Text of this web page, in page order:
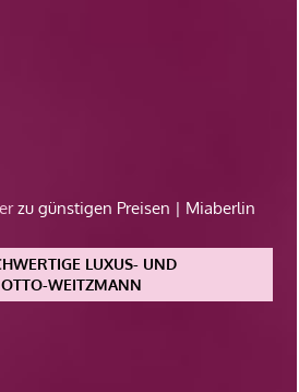
zu günstigen Preisen | Miaberlin
LUXUS- UND
WEITZMANN